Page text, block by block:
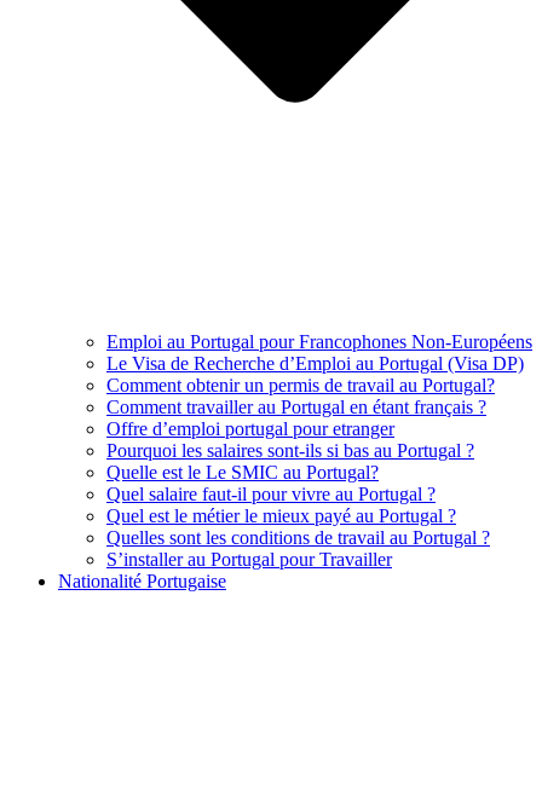
Emploi au Portugal pour Francophones Non-Européens
Le Visa de Recherche d’Emploi au Portugal (Visa DP)
Comment obtenir un permis de travail au Portugal?
Comment travailler au Portugal en étant français ?
Offre d’emploi portugal pour etranger
Pourquoi les salaires sont-ils si bas au Portugal ?
Quelle est le Le SMIC au Portugal?
Quel salaire faut-il pour vivre au Portugal ?
Quel est le métier le mieux payé au Portugal ?
Quelles sont les conditions de travail au Portugal ?
S’installer au Portugal pour Travailler
Nationalité Portugaise